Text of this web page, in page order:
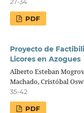
PDF
Proyecto de
Licores en Azogues
Alberto Esteban
Machado, Cristóbal
35-42
PDF